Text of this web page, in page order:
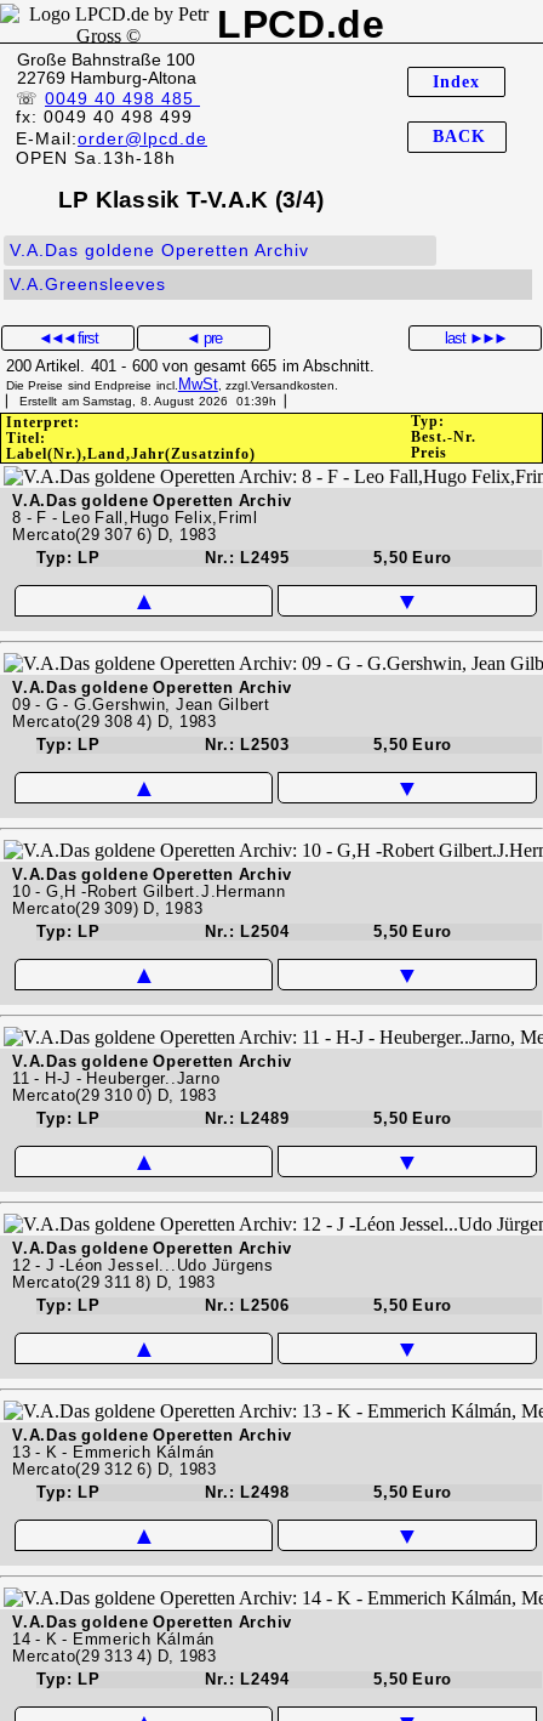
LPCD.de
Große Bahnstraße 100
22769 Hamburg-Altona
☏ 0049 40 498 485
fx: 0049 40 498 499
E-Mail:order@lpcd.de
OPEN Sa.13h-18h
Index
BACK
LP Klassik T-V.A.K (3/4)
V.A.Das goldene Operetten Archiv
V.A.Greensleeves
◄◄◄first ◄ pre last ►►►
200 Artikel. 401 - 600 von gesamt 665 im Abschnitt.
Die Preise sind Endpreise incl. MwSt, zzgl.Versandkosten.
▏ Erstellt am Samstag, 8. August 2026 01:39h▕
Interpret:
Titel:
Label(Nr.),Land,Jahr(Zusatzinfo)
Typ:
Best.-Nr.
Preis
V.A.Das goldene Operetten Archiv
8 - F - Leo Fall,Hugo Felix,Friml
Mercato(29 307 6) D, 1983
Typ: LP
Nr.: L2495 5,50 Euro
▲ ▼
V.A.Das goldene Operetten Archiv
09 - G - G.Gershwin, Jean Gilbert
Mercato(29 308 4) D, 1983
Typ: LP
Nr.: L2503 5,50 Euro
▲ ▼
V.A.Das goldene Operetten Archiv
10 - G,H -Robert Gilbert.J.Hermann
Mercato(29 309) D, 1983
Typ: LP
Nr.: L2504 5,50 Euro
▲ ▼
V.A.Das goldene Operetten Archiv
11 - H-J - Heuberger..Jarno
Mercato(29 310 0) D, 1983
Typ: LP
Nr.: L2489 5,50 Euro
▲ ▼
V.A.Das goldene Operetten Archiv
12 - J -Léon Jessel...Udo Jürgens
Mercato(29 311 8) D, 1983
Typ: LP
Nr.: L2506 5,50 Euro
▲ ▼
V.A.Das goldene Operetten Archiv
13 - K - Emmerich Kálmán
Mercato(29 312 6) D, 1983
Typ: LP
Nr.: L2498 5,50 Euro
▲ ▼
V.A.Das goldene Operetten Archiv
14 - K - Emmerich Kálmán
Mercato(29 313 4) D, 1983
Typ: LP
Nr.: L2494 5,50 Euro